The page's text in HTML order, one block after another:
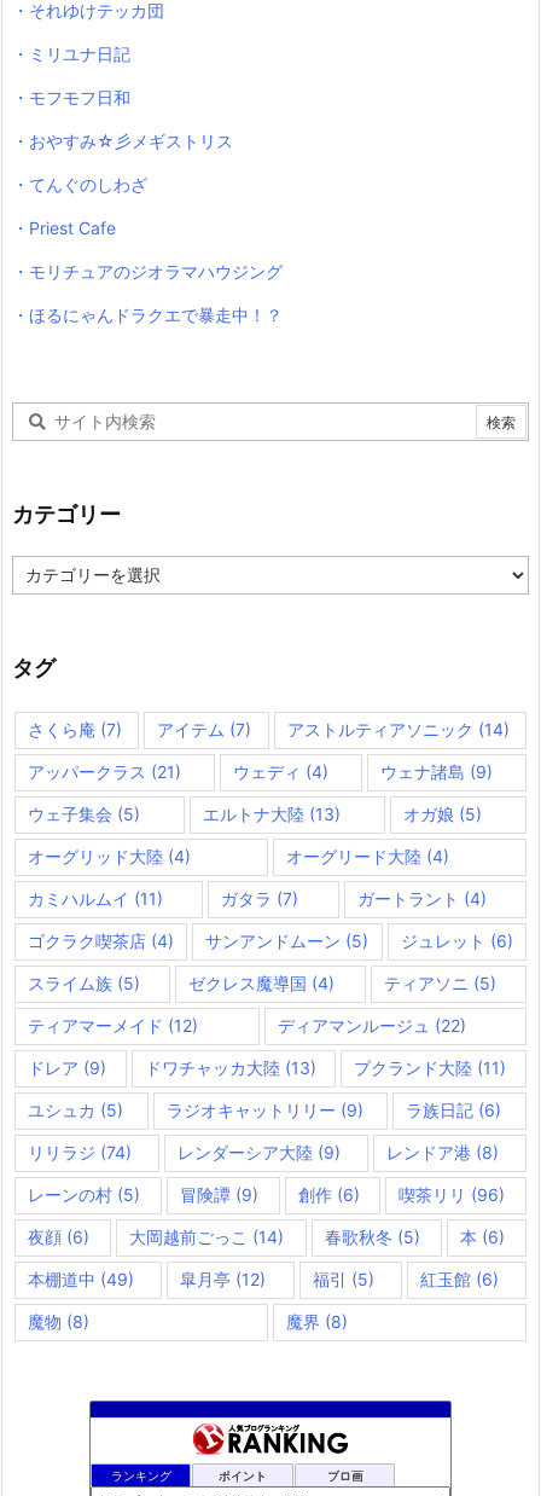
・それゆけテッカ団
・ミリユナ日記
・モフモフ日和
・おやすみ☆彡メギストリス
・てんぐのしわざ
・Priest Cafe
・モリチュアのジオラマハウジング
・ほるにゃんドラクエで暴走中！？
カテゴリー
テ
ー
タグ
さくら庵 (7) アイテム (7) アストルティアソニック (14)
アッパークラス (21) ウェディ (4) ウェナ諸島 (9)
ウェ子集会 (5) エルトナ大陸 (13) オガ娘 (5)
オーグリッド大陸 (4) オーグリード大陸 (4)
カミハルムイ (11) ガタラ (7) ガートラント (4)
ゴクラク喫茶店 (4) サンアンドムーン (5) ジュレット (6)
スライム族 (5) ゼクレス魔導国 (4) ティアソニ (5)
ティアマーメイド (12) ディアマンルージュ (22)
ドレア (9) ドワチャッカ大陸(13) プクランド大陸 (11)
ユシュカ (5) ラジオキャットリリー (9) ラ族日記 (6)
リリラジ (74) レンダーシア大陸 (9) レンドア港 (8)
レーンの村 (5) 冒険譚(9) 創作(6) 喫茶リリ (96)
夜顔 (6) 大岡越前ごっこ (14) 春歌秋冬 (5) 本 (6)
本棚道中 (49) 皐月亭 (12) 福引 (5) 紅玉館(6)
魔物 (8) 魔界 (8)
ランキング ポイント ブロ画
ドラクエ10ラウラの日常とチーム運営ブログ
1058位 デコとギュッとどわこ♪のドラクエ10冒険日記